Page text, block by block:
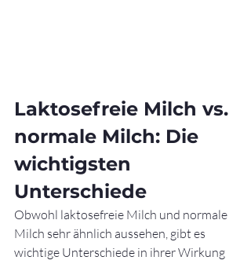
Laktosefreie Milch vs.
normale Milch: Die
wichtigsten
Unterschiede
Obwohl laktosefreie Milch und normale
Milch sehr ähnlich aussehen, gibt es
wichtige Unterschiede in ihrer Wirkung